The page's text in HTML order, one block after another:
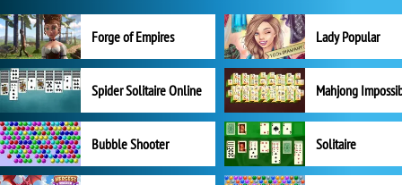
Forge of Empires Lady Popular
Spider Solitaire Online Mahjong
Bubble Shooter Solitaire